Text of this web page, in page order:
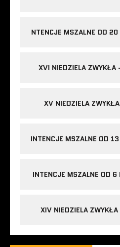
NTENCJE MSZALNE OD
XVI NIEDZIELA
XV NIEDZIELA
INTENCJE MSZALNE OD
INTENCJE MSZALNE OD
XIV NIEDZIELA